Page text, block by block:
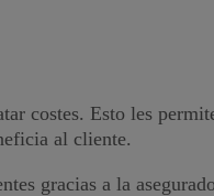
costes. Esto les
al cliente.
gracias a la